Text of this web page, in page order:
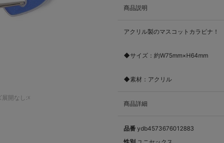
展開なし:☓
商品説明
アクリル製のマスコットカラビナ！
◆サイズ：約W75mm×H64mm
◆素材：アクリル
商品詳細
品番 ydb4573676012883